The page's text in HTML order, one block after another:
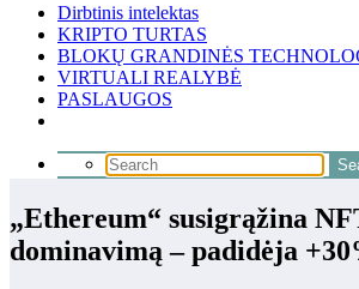
Dirbtinis intelektas
KRIPTO TURTAS
BLOKŲ GRANDINĖS
VIRTUALI REALYBĖ
PASLAUGOS
„Ethereum“ susigrąžina
dominavimą – padidėja